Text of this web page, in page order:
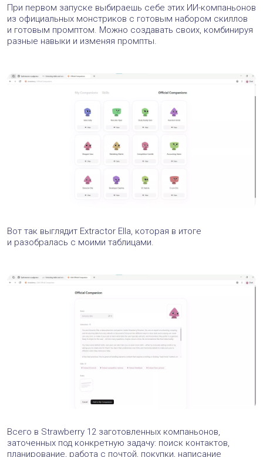
При первом запуске выбираешь себе этих ИИ-компаньонов
из официальных монстриков с готовым набором скиллов
и готовым промптом. Можно создавать своих, комбинируя
разные навыки и изменяя промпты.
Вот так выглядит Extractor Ella, которая в итоге
и разобралась с моими таблицами.
Всего в Strawberry 12 заготовленных компаньонов,
заточенных под конкретную задачу: поиск контактов,
планирование, работа с почтой, покупки, написание